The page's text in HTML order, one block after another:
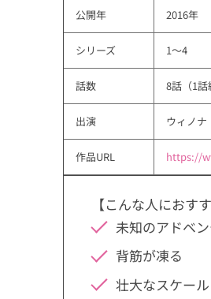
公開年 2016年
シリーズ 1〜4
話数 8話（1
出演 ウィノナ
作品URL https://
【こんな人におす
未知のアドベ
背筋が凍る
壮大なスケール